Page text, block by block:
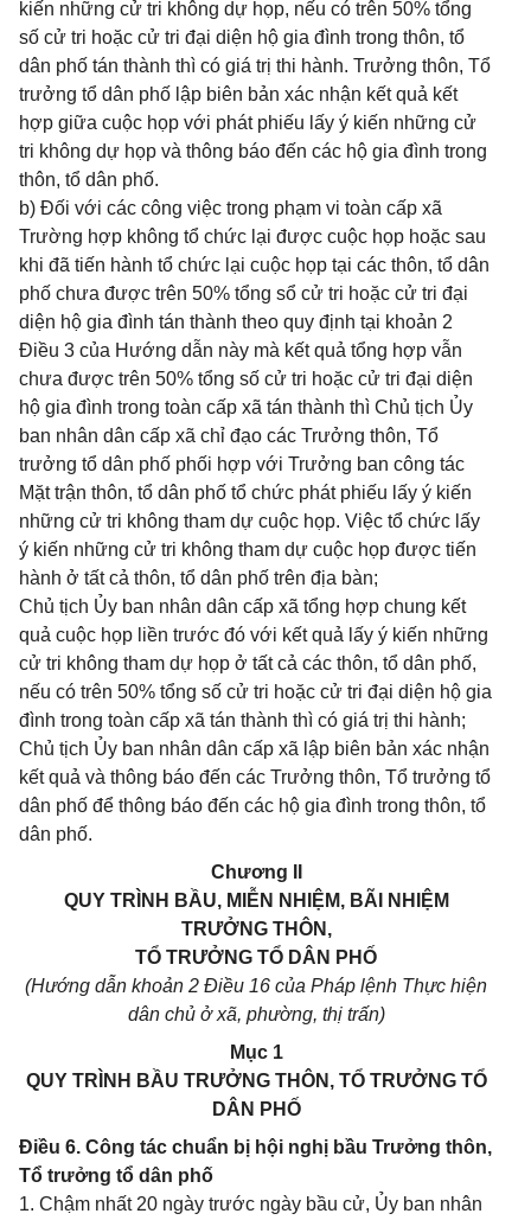
kiến những cử tri không dự họp, nếu có trên 50% tổng
số cử tri hoặc cử tri đại diện hộ gia đình trong thôn, tổ
dân phố tán thành thì có giá trị thi hành. Trưởng thôn, Tổ
trưởng tổ dân phố lập biên bản xác nhận kết quả kết
hợp giữa cuộc họp với phát phiếu lấy ý kiến những cử
tri không dự họp và thông báo đến các hộ gia đình trong
thôn, tổ dân phố.
b) Đối với các công việc trong phạm vi toàn cấp xã
Trường hợp không tổ chức lại được cuộc họp hoặc sau
khi đã tiến hành tổ chức lại cuộc họp tại các thôn, tổ dân
phố chưa được trên 50% tổng sổ cử tri hoặc cử tri đại
diện hộ gia đình tán thành theo quy định tại khoản 2
Điều 3 của Hướng dẫn này mà kết quả tổng hợp vẫn
chưa được trên 50% tổng số cử tri hoặc cử tri đại diện
hộ gia đình trong toàn cấp xã tán thành thì Chủ tịch Ủy
ban nhân dân cấp xã chỉ đạo các Trưởng thôn, Tổ
trưởng tổ dân phố phối hợp với Trưởng ban công tác
Mặt trận thôn, tổ dân phố tổ chức phát phiếu lấy ý kiến
những cử tri không tham dự cuộc họp. Việc tổ chức lấy
ý kiến những cử tri không tham dự cuộc họp được tiến
hành ở tất cả thôn, tổ dân phố trên địa bàn;
Chủ tịch Ủy ban nhân dân cấp xã tổng hợp chung kết
quả cuộc họp liền trước đó với kết quả lấy ý kiến những
cử tri không tham dự họp ở tất cả các thôn, tổ dân phố,
nếu có trên 50% tổng số cử tri hoặc cử tri đại diện hộ gia
đình trong toàn cấp xã tán thành thì có giá trị thi hành;
Chủ tịch Ủy ban nhân dân cấp xã lập biên bản xác nhận
kết quả và thông báo đến các Trưởng thôn, Tổ trưởng tổ
dân phố để thông báo đến các hộ gia đình trong thôn, tổ
dân phố.
Chương II
QUY TRÌNH BẦU, MIỄN NHIỆM, BÃI NHIỆM
TRƯỞNG THÔN,
TỔ TRƯỞNG TỔ DÂN PHỐ
(Hướng dẫn khoản 2 Điều 16 của Pháp lệnh Thực hiện
dân chủ ở xã, phường, thị trấn)
Mục 1
QUY TRÌNH BẦU TRƯỞNG THÔN, TỔ TRƯỞNG TỔ
DÂN PHỐ
Điều 6. Công tác chuẩn bị hội nghị bầu Trưởng thôn,
Tổ trưởng tổ dân phố
1. Chậm nhất 20 ngày trước ngày bầu cử, Ủy ban nhân